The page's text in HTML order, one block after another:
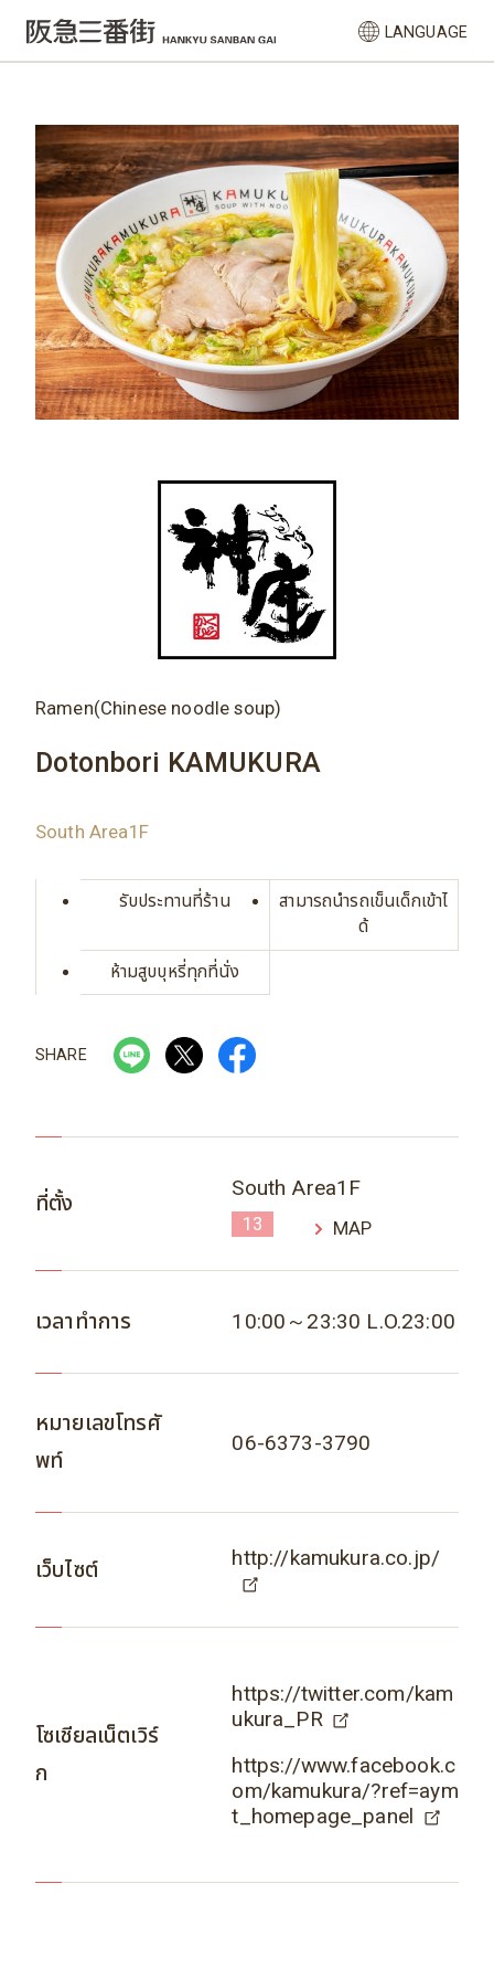
LANGUAGE
Ramen(Chinese noodle soup)
Dotonbori KAMUKURA
South Area1F
รับประทานที่ร้าน
สามารถนำรถเข็นเด็กเข้าไ
ด้
ห้ามสูบบุหรี่ทุกที่นั่ง
SHARE
ที่ตั้ง
South Area1F
13 MAP
เวลาทำการ 10:00～23:30 L.O.23:00
หมายเลขโทรศั
พท์
06-6373-3790
เว็บไซต์ http://kamukura.co.jp/
โซเชียลเน็ตเวิร์
ก
https://twitter.com/kam
ukura_PR
https://www.facebook.c
om/kamukura/?ref=aym
t_homepage_panel